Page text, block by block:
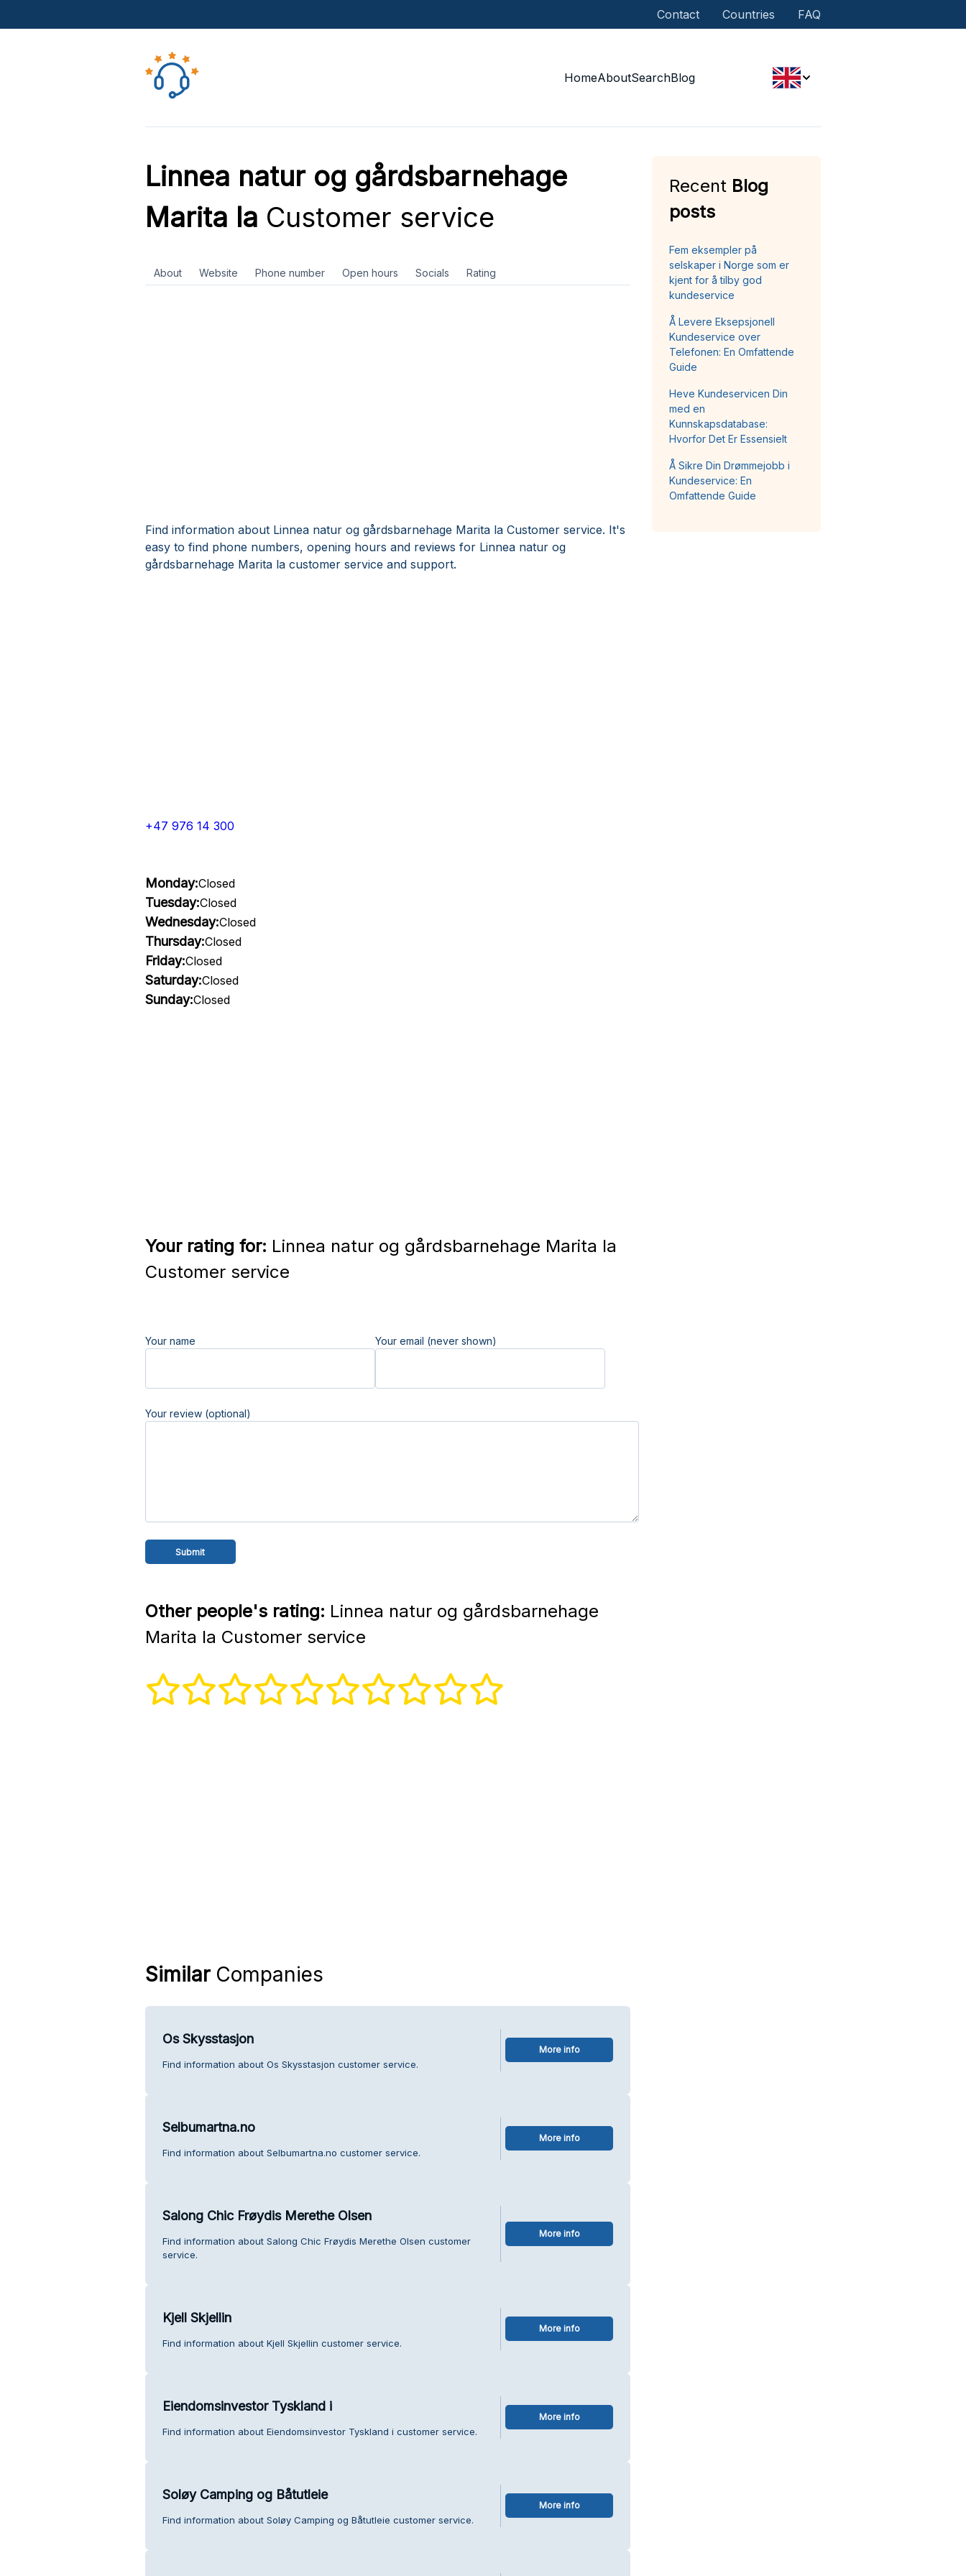
Contact Countries FAQ
HomeAboutSearchBlog
Linnea natur og gårdsbarnehage
Marita la Customer service
About Website Phone number Open hours Socials Rating
Find information about Linnea natur og gårdsbarnehage Marita la Customer service. It's
easy to find phone numbers, opening hours and reviews for Linnea natur og
gårdsbarnehage Marita la customer service and support.
+47 976 14 300
Monday:Closed
Tuesday:Closed
Wednesday:Closed
Thursday:Closed
Friday:Closed
Saturday:Closed
Sunday:Closed
Your rating for: Linnea natur og gårdsbarnehage Marita la
Customer service
Your name Your email (never shown)
Your review (optional)
Other people's rating: Linnea natur og gårdsbarnehage
Marita la Customer service
SimilarCompanies
Os Skysstasjon
Find information about Os Skysstasjon customer service.
More info
Selbumartna.no
Find information about Selbumartna.no customer service.
More info
Salong Chic Frøydis Merethe Olsen
Find information about Salong Chic Frøydis Merethe Olsen customer
service.
More info
Kjell Skjellin
Find information about Kjell Skjellin customer service.
More info
Eiendomsinvestor Tyskland i
Find information about Eiendomsinvestor Tyskland i customer service.
More info
Soløy Camping og Båtutleie
Find information about Soløy Camping og Båtutleie customer service.
More info
Recent Blog
posts
Fem eksempler på
selskaper i Norge som er
kjent for å tilby god
kundeservice
Å Levere Eksepsjonell
Kundeservice over
Telefonen: En Omfattende
Guide
Heve Kundeservicen Din
med en
Kunnskapsdatabase:
Hvorfor Det Er Essensielt
Å Sikre Din Drømmejobb i
Kundeservice: En
Omfattende Guide